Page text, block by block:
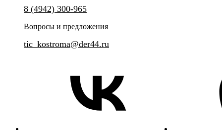
Погрузитесь в историю костромского сыра и
сырного этикета
8 (4942) 300-965
Вопросы и предложения
tic_kostroma@der44.ru